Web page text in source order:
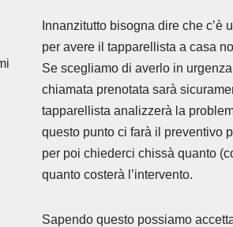
Innanzitutto bisogna dire che
per avere il tapparellista a casa
Se scegliamo di averlo in
chiamata prenotata sarà
tapparellista analizzerà la
questo punto ci farà il preventivo
per poi chiederci chissà quanto
quanto costerà l’intervento.
Sapendo questo possiamo